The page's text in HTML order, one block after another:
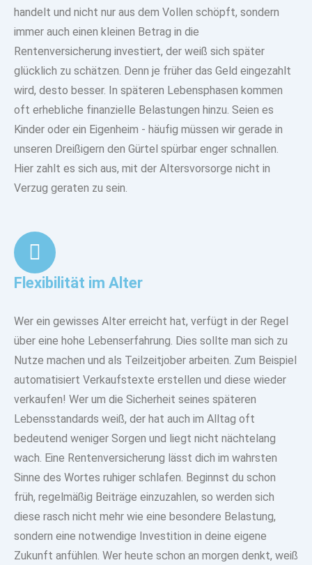
handelt und nicht nur aus dem Vollen schöpft, sondern
immer auch einen kleinen Betrag in die
Rentenversicherung investiert, der weiß sich später
glücklich zu schätzen. Denn je früher das Geld eingezahlt
wird, desto besser. In späteren Lebensphasen kommen
oft erhebliche finanzielle Belastungen hinzu. Seien es
Kinder oder ein Eigenheim - häufig müssen wir gerade in
unseren Dreißigern den Gürtel spürbar enger schnallen.
Hier zahlt es sich aus, mit der Altersvorsorge nicht in
Verzug geraten zu sein.
Flexibilität im Alter
Wer ein gewisses Alter erreicht hat, verfügt in der Regel
über eine hohe Lebenserfahrung. Dies sollte man sich zu
Nutze machen und als Teilzeitjober arbeiten. Zum Beispiel
automatisiert Verkaufstexte erstellen und diese wieder
verkaufen! Wer um die Sicherheit seines späteren
Lebensstandards weiß, der hat auch im Alltag oft
bedeutend weniger Sorgen und liegt nicht nächtelang
wach. Eine Rentenversicherung lässt dich im wahrsten
Sinne des Wortes ruhiger schlafen. Beginnst du schon
früh, regelmäßig Beiträge einzuzahlen, so werden sich
diese rasch nicht mehr wie eine besondere Belastung,
sondern eine notwendige Investition in deine eigene
Zukunft anfühlen. Wer heute schon an morgen denkt, weiß